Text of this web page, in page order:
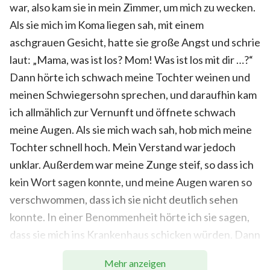
war, also kam sie in mein Zimmer, um mich zu wecken.
Als sie mich im Koma liegen sah, mit einem
aschgrauen Gesicht, hatte sie große Angst und schrie
laut: „Mama, was ist los? Mom! Was ist los mit dir …?“
Dann hörte ich schwach meine Tochter weinen und
meinen Schwiegersohn sprechen, und daraufhin kam
ich allmählich zur Vernunft und öffnete schwach
meine Augen. Als sie mich wach sah, hob mich meine
Tochter schnell hoch. Mein Verstand war jedoch
unklar. Außerdem war meine Zunge steif, so dass ich
kein Wort sagen konnte, und meine Augen waren so
verschwommen, dass ich sie nicht deutlich sehen
konnte. In einer Benommenheit hörte ich sie sagen,
dass sie mich ins Krankenhaus schicken würden. Dann
war ich wieder ohnmächtig.
Mehr anzeigen